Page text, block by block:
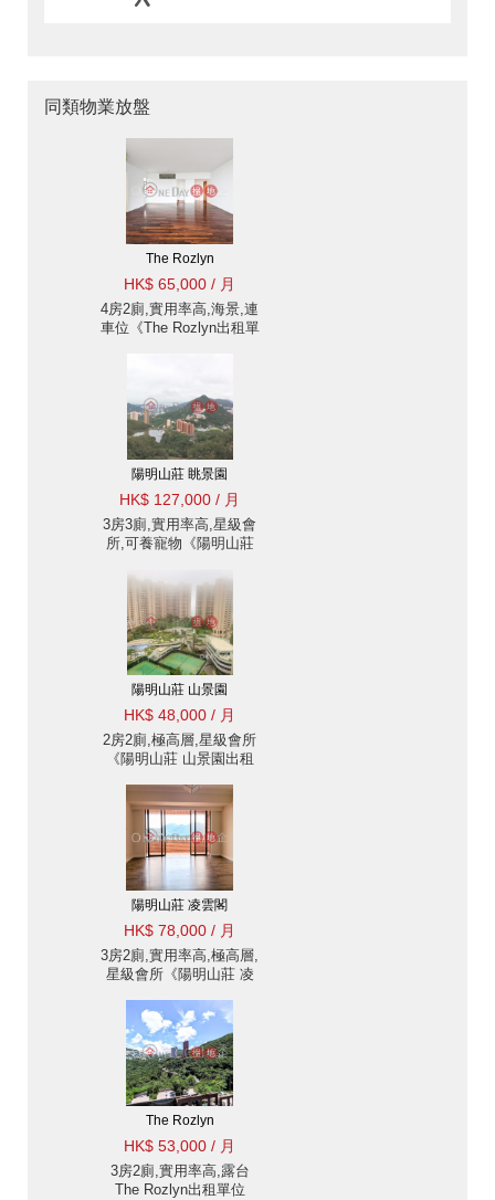
同類物業放盤
The Rozlyn
HK$ 65,000 / 月
4房2廁,實用率高,海景,連
車位《The Rozlyn出租單
陽明山莊 眺景園
HK$ 127,000 / 月
3房3廁,實用率高,星級會
所,可養寵物《陽明山莊
陽明山莊 山景園
HK$ 48,000 / 月
2房2廁,極高層,星級會所
《陽明山莊 山景園出租
陽明山莊 凌雲閣
HK$ 78,000 / 月
3房2廁,實用率高,極高層,
星級會所《陽明山莊 凌
The Rozlyn
HK$ 53,000 / 月
3房2廁,實用率高,露台
The Rozlyn出租單位